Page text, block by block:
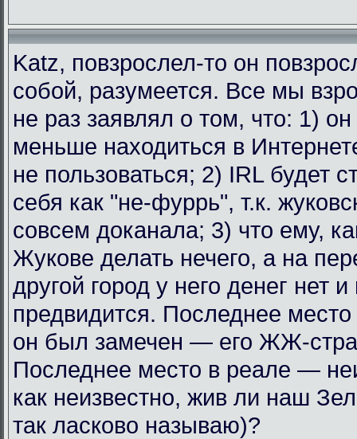
Katz, повзрослел-то он
собой, разумеется. Все мы
не раз заявлял о том, что: 1)
меньше находиться в
не пользоваться; 2) IRL будет
себя как "не-фуррь", т.к.
совсем доканала; 3) что ему,
Жукове делать нечего, а на
другой город у него денег нет
предвидится. Последнее место
он был замечен — его ЖЖ-
Последнее место в реале —
как неизвестно, жив ли наш
так ласково называю)?